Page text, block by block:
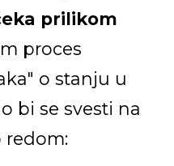
prilikom
proces
o stanju u
bi se svesti na
redom: